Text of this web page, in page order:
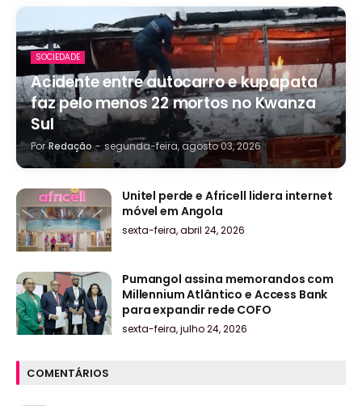
SOCIEDADE
Acidente entre autocarro e kupapata
faz pelo menos 22 mortos no Kwanza
Sul
Por Redação - segunda-feira, agosto 03, 2026
Unitel perde e Africell lidera internet
móvel em Angola
sexta-feira, abril 24, 2026
Pumangol assina memorandos com
Millennium Atlântico e Access Bank
para expandir rede COFO
sexta-feira, julho 24, 2026
COMENTÁRIOS